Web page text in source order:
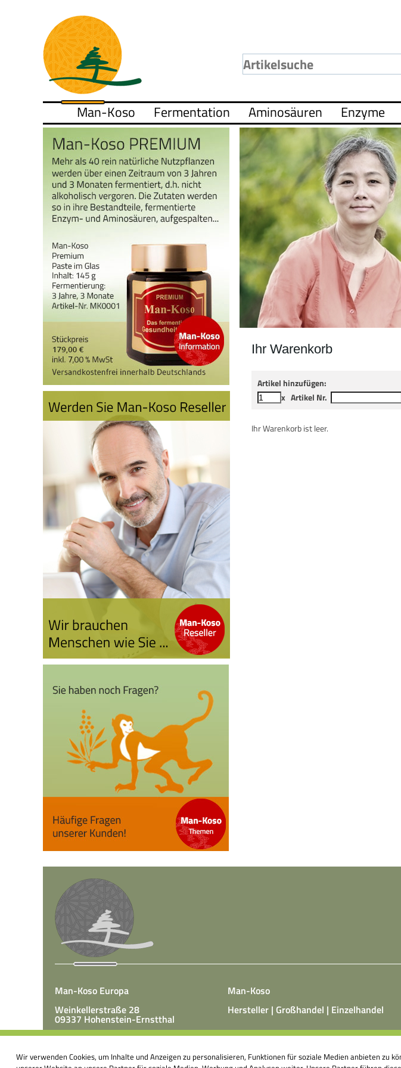
Man-Koso Fermentation Aminosäuren Enzyme
Ihr Warenkorb
Artikel hinzufügen:
x Artikel Nr.
Ihr Warenkorb ist leer.
Man-Koso Europa
Weinkellerstraße 28
09337 Hohenstein-Ernstthal
Tel.: +49(0)3723 65 89 50
Man-Koso
Hersteller | Großhandel | Einzelhandel
unter Zusatz von Hefepilzen,
Wir verwenden Cookies, um Inhalte und Anzeigen zu personalisieren, Funktionen für soziale Medien anbieten